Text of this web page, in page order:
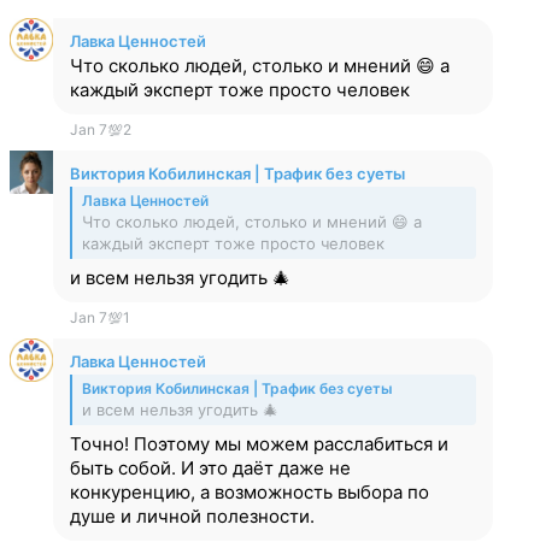
Лавка Ценностей
Что сколько людей, столько и мнений 😄 а
каждый эксперт тоже просто человек
Jan 7💯2
Виктория Кобилинская | Трафик без суеты
Лавка Ценностей
Что сколько людей, столько и мнений 😄 а
каждый эксперт тоже просто человек
и всем нельзя угодить 🎄
Jan 7💯1
Лавка Ценностей
Виктория Кобилинская | Трафик без суеты
и всем нельзя угодить 🎄
Точно! Поэтому мы можем расслабиться и
быть собой. И это даёт даже не
конкуренцию, а возможность выбора по
душе и личной полезности.